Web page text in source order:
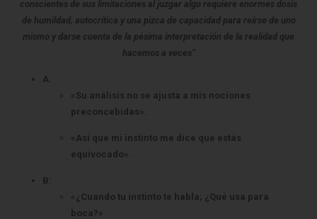
conscientes de sus limitaciones al juzgar algo requiere enormes dosis
de humildad, autocrítica y una pizca de capacidad para reírse de uno
mismo y darse cuenta de la pésima interpretación de la realidad que
hacemos a veces”
A:
«Su análisis no se ajusta a mis nociones
preconcebidas».
«Así que mi instinto me dice que estás
equivocado».
B:
«¿Cuando tu instinto te habla; ¿Qué usa para
boca?»